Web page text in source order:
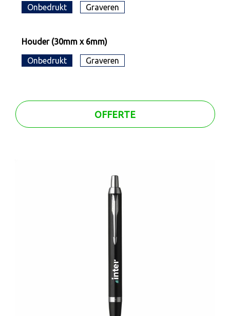
Onbedrukt Graveren
Houder (30mm x 6mm)
Onbedrukt Graveren
OFFERTE